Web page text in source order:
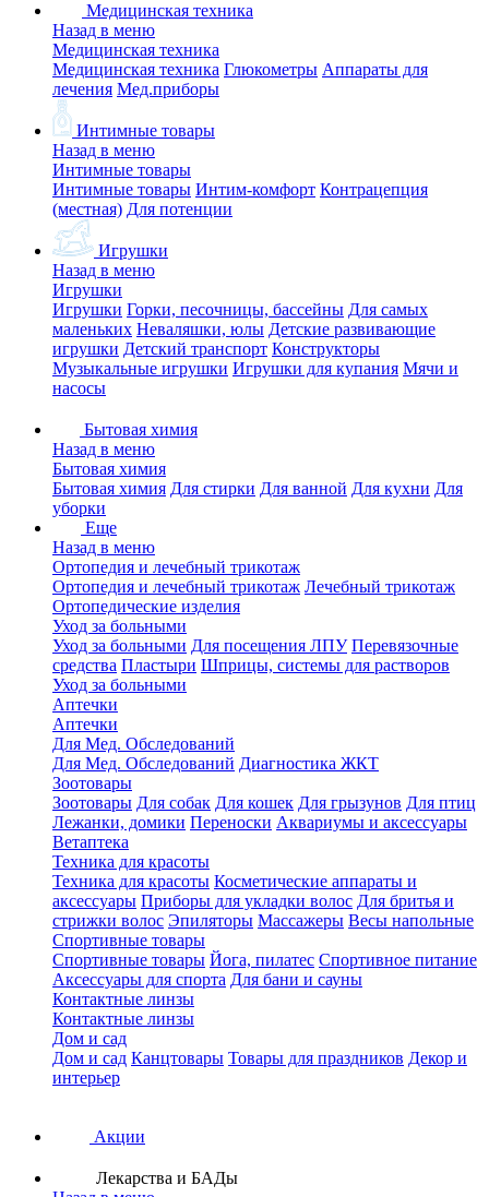
Медицинская техника
Назад в меню
Медицинская техника
Медицинская техника Глюкометры Аппараты для
лечения Мед.приборы
Интимные товары
Назад в меню
Интимные товары
Интимные товары Интим-комфорт Контрацепция
(местная) Для потенции
Игрушки
Назад в меню
Игрушки
Игрушки Горки, песочницы, бассейны Для самых
маленьких Неваляшки, юлы Детские развивающие
игрушки Детский транспорт Конструкторы
Музыкальные игрушки Игрушки для купания Мячи и
насосы
Бытовая химия
Назад в меню
Бытовая химия
Бытовая химия Для стирки Для ванной Для кухни Для
уборки
Еще
Назад в меню
Ортопедия и лечебный трикотаж
Ортопедия и лечебный трикотаж Лечебный трикотаж
Ортопедические изделия
Уход за больными
Уход за больными Для посещения ЛПУ Перевязочные
средства Пластыри Шприцы, системы для растворов
Уход за больными
Аптечки
Аптечки
Для Мед. Обследований
Для Мед. Обследований Диагностика ЖКТ
Зоотовары
Зоотовары Для собак Для кошек Для грызунов Для птиц
Лежанки, домики Переноски Аквариумы и аксессуары
Ветаптека
Техника для красоты
Техника для красоты Косметические аппараты и
аксессуары Приборы для укладки волос Для бритья и
стрижки волос Эпиляторы Массажеры Весы напольные
Спортивные товары
Спортивные товары Йога, пилатес Спортивное питание
Аксессуары для спорта Для бани и сауны
Контактные линзы
Контактные линзы
Дом и сад
Дом и сад Канцтовары Товары для праздников Декор и
интерьер
Акции
Лекарства и БАДы